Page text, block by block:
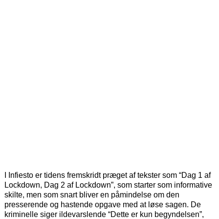
I Infiesto er tidens fremskridt præget af tekster som “Dag 1 af
Lockdown, Dag 2 af Lockdown”, som starter som informative
skilte, men som snart bliver en påmindelse om den
presserende og hastende opgave med at løse sagen. De
kriminelle siger ildevarslende “Dette er kun begyndelsen”,